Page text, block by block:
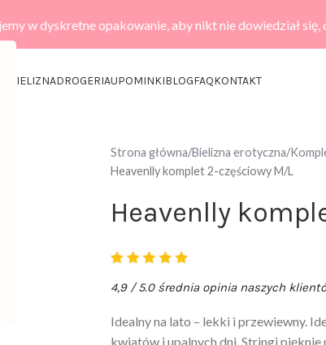
w dyskretne opakowanie, aby nikt nie dowiedział się,
BIELIZNADROGERIAUPOMINKIBLOGFAQKONTAKT
Strona główna Bielizna erotyczna
Heavenlly komplet 2-częściowy M/L
Heavenlly
4,9 / 5.0 średnia opinia naszych
Idealny na lato – lekki i przewiewny.
kwiatów i upalnych dni. Stringi